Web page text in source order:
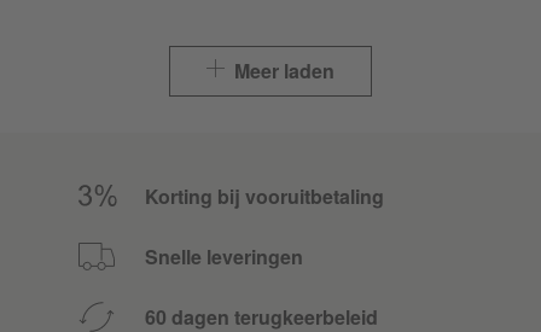
Meer laden
Korting bij vooruitbetaling
Snelle leveringen
60 dagen terugkeerbeleid